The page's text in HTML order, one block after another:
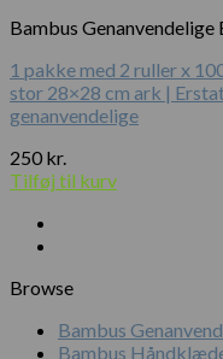
Bambus
1 pakke med 2 ruller x
stor 28×28 cm ark |
genanvendelige
250 kr.
Tilføj til kurv
Browse
Bambus
Bambus